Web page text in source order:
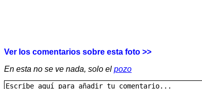
Ver los comentarios sobre esta foto >>
En esta no se ve nada, solo el pozo